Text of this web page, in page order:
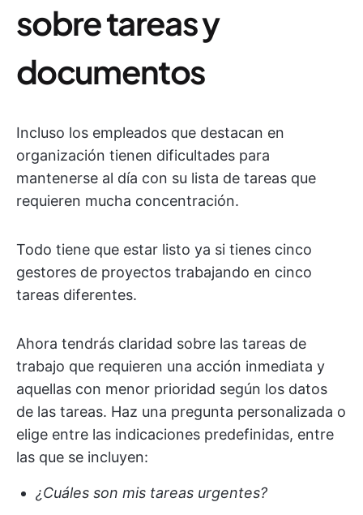
sobre tareas y
documentos
Incluso los empleados que destacan en
organización tienen dificultades para
mantenerse al día con su lista de tareas que
requieren mucha concentración.
Todo tiene que estar listo ya si tienes cinco
gestores de proyectos trabajando en cinco
tareas diferentes.
Ahora tendrás claridad sobre las tareas de
trabajo que requieren una acción inmediata y
aquellas con menor prioridad según los datos
de las tareas. Haz una pregunta personalizada o
elige entre las indicaciones predefinidas, entre
las que se incluyen:
¿Cuáles son mis tareas urgentes?